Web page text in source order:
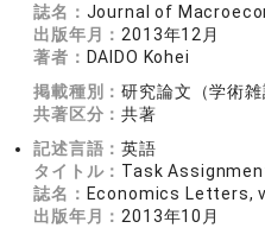
誌名： Journal of
出版年月： 2013年12月
著者： DAIDO Kohei
掲載種別：研究論文（学術雑
共著区分：共著
記述言語：英語
タイトル： Task
誌名： Economics Letters,
出版年月： 2013年10月